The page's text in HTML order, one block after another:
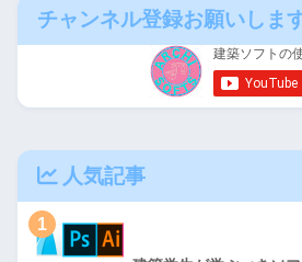
チャンネル登録お願いしま
人気記事
1